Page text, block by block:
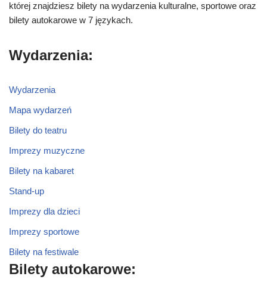
której znajdziesz bilety na wydarzenia kulturalne, sportowe oraz
bilety autokarowe w 7 językach.
Wydarzenia:
Wydarzenia
Mapa wydarzeń
Bilety do teatru
Imprezy muzyczne
Bilety na kabaret
Stand-up
Imprezy dla dzieci
Imprezy sportowe
Bilety na festiwale
Bilety autokarowe: